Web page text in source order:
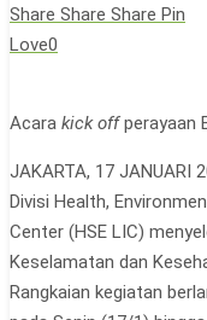
Share Share Share Pin
Love0
Acara kick offperayaan
JAKARTA, 17 JANUARI
Divisi Health,
Center (HSE LIC)
Keselamatan dan
Rangkaian kegiatan